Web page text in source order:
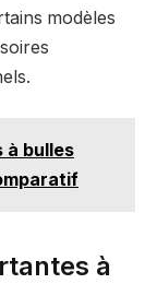
modèles
à bulles
à